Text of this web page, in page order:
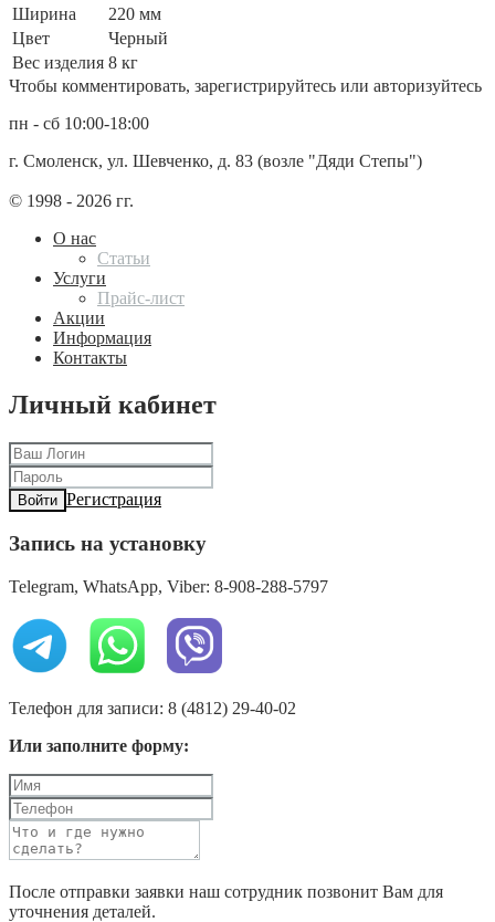
Ширина
220 мм
Цвет
Черный
Вес изделия 8 кг
Чтобы комментировать, зарегистрируйтесь или авторизуйтесь
пн - сб 10:00-18:00
г. Смоленск, ул. Шевченко, д. 83 (возле "Дяди Степы")
© 1998 - 2026 гг.
О нас
Статьи
Услуги
Прайс-лист
Акции
Информация
Контакты
Личный кабинет
Войти Регистрация
Запись на установку
Telegram, WhatsApp, Viber: 8-908-288-5797
Телефон для записи: 8 (4812) 29-40-02
Или заполните форму:
После отправки заявки наш сотрудник позвонит Вам для
уточнения деталей.